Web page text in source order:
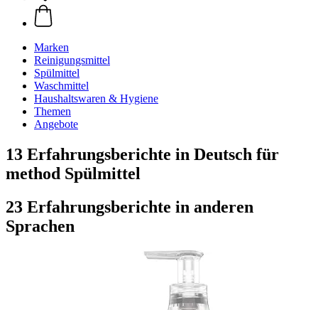
Marken
Reinigungsmittel
Spülmittel
Waschmittel
Haushaltswaren & Hygiene
Themen
Angebote
13 Erfahrungsberichte in Deutsch für
method Spülmittel
23 Erfahrungsberichte in anderen
Sprachen